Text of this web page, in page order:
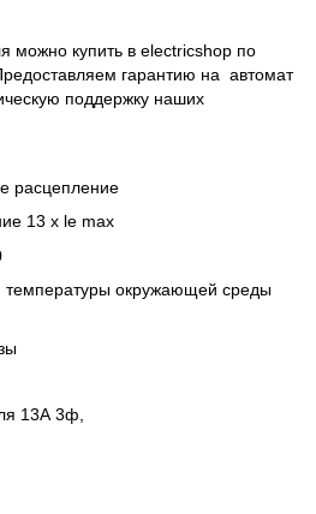
можно купить в electricshop по
гарантию на автомат
поддержку наших
расцепление
13 x le max
температуры окружающей среды
13А 3ф,